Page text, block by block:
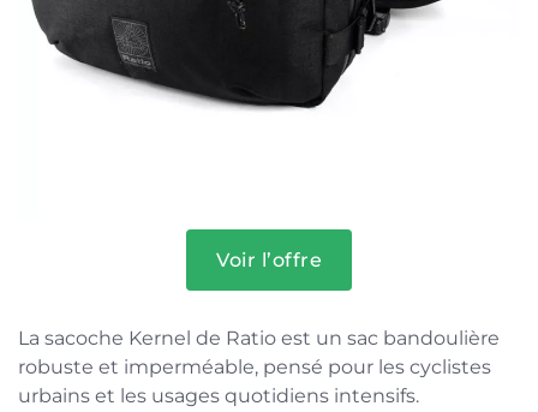
Voir l’offre
La sacoche Kernel de Ratio est un sac bandoulière
robuste et imperméable, pensé pour les cyclistes
urbains et les usages quotidiens intensifs.